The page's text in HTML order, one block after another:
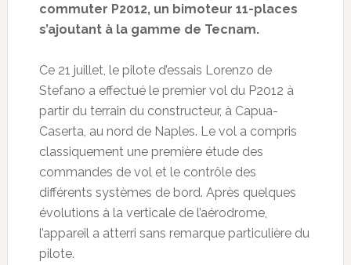
commuter P2012, un bimoteur 11-places
s’ajoutant à la gamme de Tecnam.
Ce 21 juillet, le pilote d’essais Lorenzo de
Stefano a effectué le premier vol du P2012 à
partir du terrain du constructeur, à Capua-
Caserta, au nord de Naples. Le vol a compris
classiquement une première étude des
commandes de vol et le contrôle des
différents systèmes de bord. Après quelques
évolutions à la verticale de l’aérodrome,
l’appareil a atterri sans remarque particulière du
pilote.